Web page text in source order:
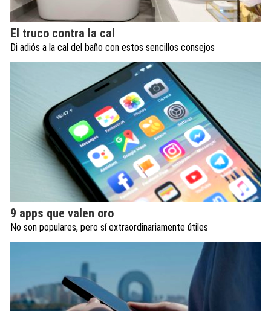
El truco contra la cal
Di adiós a la cal del baño con estos sencillos consejos
9 apps que valen oro
No son populares, pero sí extraordinariamente útiles